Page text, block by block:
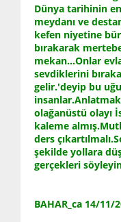
Dünya tarihinin
meydanı ve
kefen niyetine
bırakarak
mekan...Onlar
sevdiklerini
gelir.'deyip bu
olağanüstü olayı
kaleme
ders
şekilde yollara
gerçekleri
BAHAR_ca 14/11/